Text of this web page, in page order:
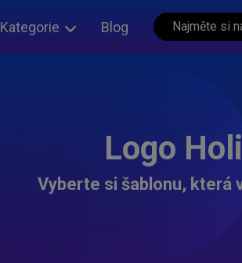
Kategorie Blog Najměte si
Logo
Vyberte si šablonu, která